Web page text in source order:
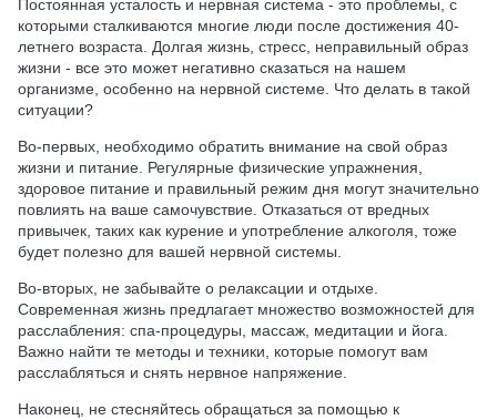
Постоянная усталость и нервная система - это проблемы, с
которыми сталкиваются многие люди после достижения 40-
летнего возраста. Долгая жизнь, стресс, неправильный образ
жизни - все это может негативно сказаться на нашем
организме, особенно на нервной системе. Что делать в такой
ситуации?
Во-первых, необходимо обратить внимание на свой образ
жизни и питание. Регулярные физические упражнения,
здоровое питание и правильный режим дня могут значительно
повлиять на ваше самочувствие. Отказаться от вредных
привычек, таких как курение и употребление алкоголя, тоже
будет полезно для вашей нервной системы.
Во-вторых, не забывайте о релаксации и отдыхе.
Современная жизнь предлагает множество возможностей для
расслабления: спа-процедуры, массаж, медитации и йога.
Важно найти те методы и техники, которые помогут вам
расслабляться и снять нервное напряжение.
Наконец, не стесняйтесь обращаться за помощью к